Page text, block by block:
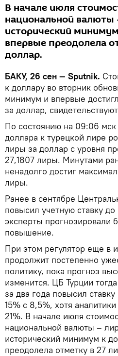
В начале июля
национальной валюты
исторический
впервые преодолела
доллар.
БАКУ, 26 сен — Sputnik.
к доллару во вторник
минимум и впервые
за доллар,
По состоянию на 09:06
доллара к турецкой лире
лиры за доллар с уровня
27,1807 лиры. Минутами
ненадолго достиг
лиры.
Ранее в сентябре
повысил учетную ставку
эксперты прогнозировали
повышение.
При этом регулятор еще в
продолжит постепенно
политику, пока прогноз
изменится. ЦБ Турции
за два года повысил
15% с 8,5%, хотя
21%. В начале июля
национальной валюты –
исторический минимум к
преодолела отметку в 27